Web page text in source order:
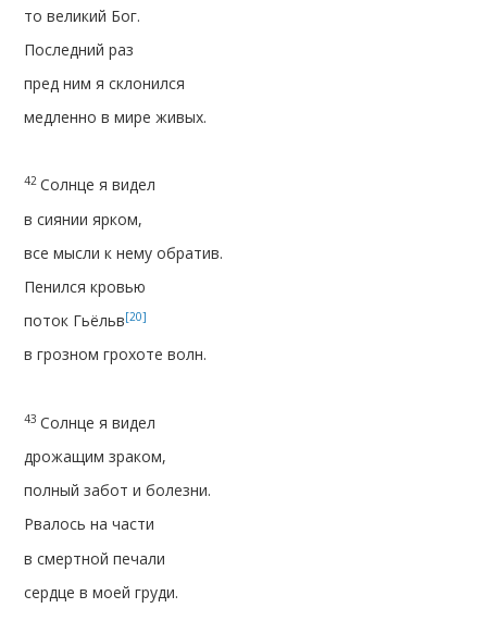
то великий Бог.
Последний раз
пред ним я склонился
медленно в мире живых.
42Солнце я видел
в сиянии ярком,
все мысли к нему обратив.
Пенился кровью
поток Гьёльв[20]
в грозном грохоте волн.
43 Солнце я видел
дрожащим зраком,
полный забот и болезни.
Рвалось на части
в смертной печали
сердце в моей груди.